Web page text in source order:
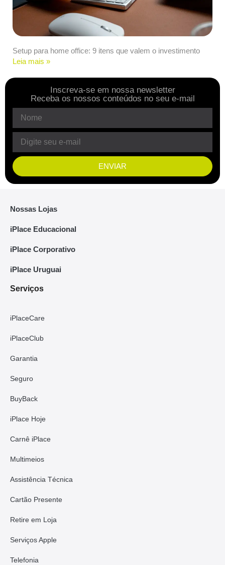
Setup para home office: 9 itens que valem o investimento
Leia mais »
Inscreva-se em nossa newsletter
Receba os nossos conteúdos no seu e-mail
ENVIAR
Nossas Lojas
iPlace Educacional
iPlace Corporativo
iPlace Uruguai
Serviços
iPlaceCare
iPlaceClub
Garantia
Seguro
BuyBack
iPlace Hoje
Carnê iPlace
Multimeios
Assistência Técnica
Cartão Presente
Retire em Loja
Serviços Apple
Telefonia